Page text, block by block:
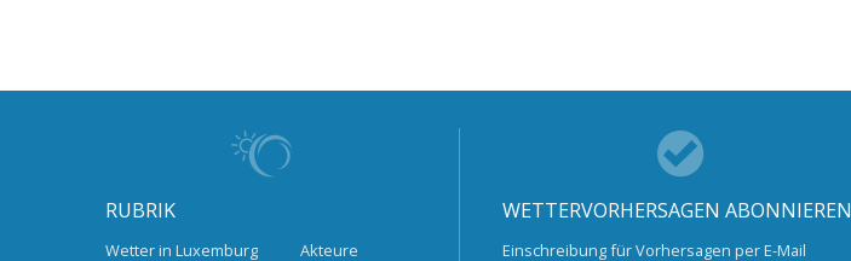
RUBRIK
Wetter in Luxemburg Akteure
WETTERVORHERSAGEN ABONNIEREN
Einschreibung für Vorhersagen per E-Mail